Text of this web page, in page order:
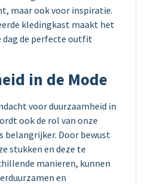
maar ook voor inspiratie.
kledingkast maakt het
dag de perfecte outfit
in de Mode
voor duurzaamheid in
ook de rol van onze
belangrijker. Door bewust
stukken en deze te
manieren, kunnen
en